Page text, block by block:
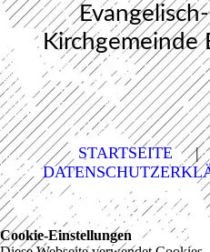
Kirchgemeinde
STARTSEITE
Cookie-Einstellungen